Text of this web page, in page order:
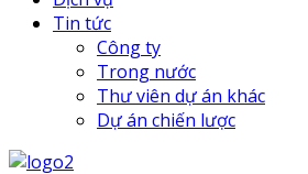
Tin tức
Công ty
Trong nước
Thư viên dự án khác
Dự án chiến lược